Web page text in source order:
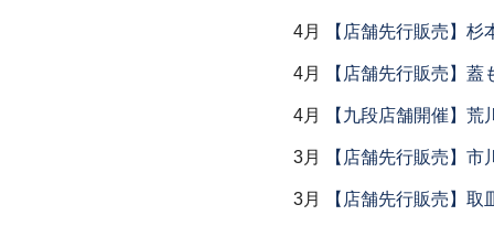
4月 【店舗先行販売】
4月 【店舗先行販売】蓋
4月 【九段店舗開催】荒
3月 【店舗先行販売】
3月 【店舗先行販売】取